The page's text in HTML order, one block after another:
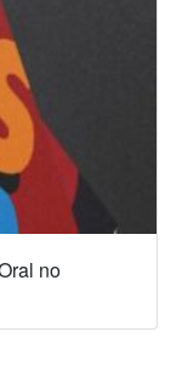
no